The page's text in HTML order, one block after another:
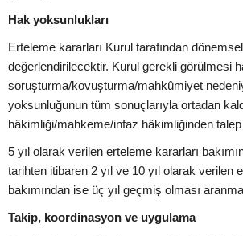
Hak yoksunlukları
Erteleme kararları Kurul tarafından
değerlendirilecektir. Kurul gerekli görülmesi
soruşturma/kovuşturma/mahkûmiyet
yoksunluğunun tüm sonuçlarıyla ortadan
hâkimliği/mahkeme/infaz hâkimliğinden
5 yıl olarak verilen erteleme kararları
tarihten itibaren 2 yıl ve 10 yıl olarak verilen
bakımından ise üç yıl geçmiş olması
Takip, koordinasyon ve uygulama